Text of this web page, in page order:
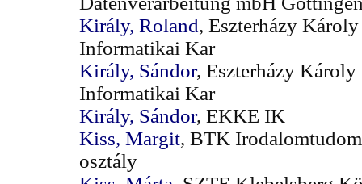
Király, Roland, Eszterházy
Informatikai Kar
Király, Sándor, Eszterházy
Informatikai Kar
Király, Sándor, EKKE IK
Kiss, Margit, BTK
osztály